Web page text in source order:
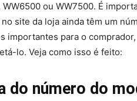
ou WW7500. É
site da loja ainda têm um
importantes para o
lo. Veja como isso é feito:
do número do